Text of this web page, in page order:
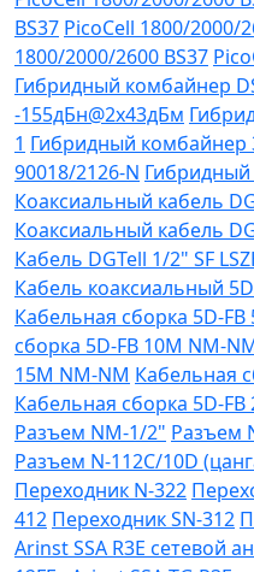
BS37 PicoCell 1800/2000/
1800/2000/2600 BS37
Гибридный комбайнер
-155дБн@2x43дБм
1 Гибридный комбайнер
90018/2126-N
Коаксиальный кабель
Коаксиальный кабель
Кабель DGTell 1/2" SF
Кабель коаксиальный
Кабельная сборка 5D-
сборка 5D-FB 10М NM-
15М NM-NM Кабельная
Кабельная сборка 5D-
Разъем NM-1/2" Разъем
Разъем N-112C/10D
Переходник N-322
412 Переходник SN-312
Arinst SSA R3Е сетевой